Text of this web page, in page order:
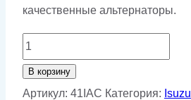
качественные альтернаторы.
Количество
товара
Дизельный
В корзину
Артикул: 41IAC Категория: Isuzu